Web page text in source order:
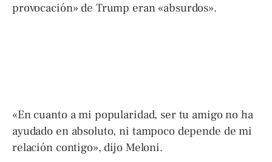
provocación» de Trump eran «absurdos».
«En cuanto a mi popularidad, ser tu amigo no ha
ayudado en absoluto, ni tampoco depende de mi
relación contigo», dijo Meloni.